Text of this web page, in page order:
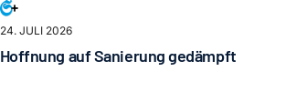
24. JULI 2026
Hoffnung auf Sanierung gedämpft